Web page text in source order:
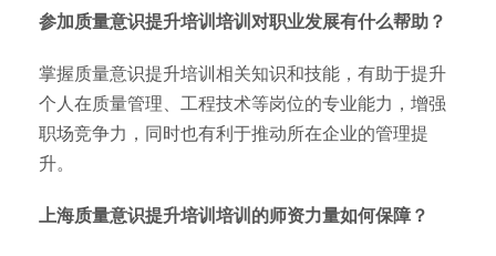
参加质量意识提升培训培训对职业发展有什么帮助？
掌握质量意识提升培训相关知识和技能，有助于提升
个人在质量管理、工程技术等岗位的专业能力，增强
职场竞争力，同时也有利于推动所在企业的管理提
升。
上海质量意识提升培训培训的师资力量如何保障？